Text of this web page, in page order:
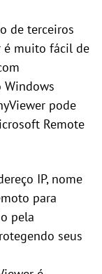
de terceiros
é muito fácil de
Windows
pode
Remote
IP, nome
para
pela
seus